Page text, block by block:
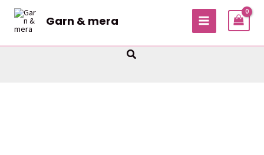
Hoppa
innehåll
Garn & mera
MAIN
Sök